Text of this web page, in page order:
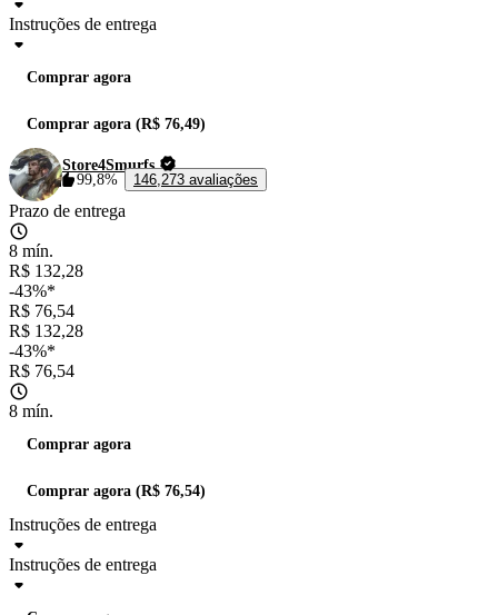
Instruções de entrega
Comprar agora
Comprar agora (R$ 76,49)
Store4Smurfs
99,8%
146,273 avaliações
Prazo de entrega
8 mín.
R$ 132,28
-43%*
R$ 76,54
R$ 132,28
-43%*
R$ 76,54
8 mín.
Comprar agora
Comprar agora (R$ 76,54)
Instruções de entrega
Instruções de entrega